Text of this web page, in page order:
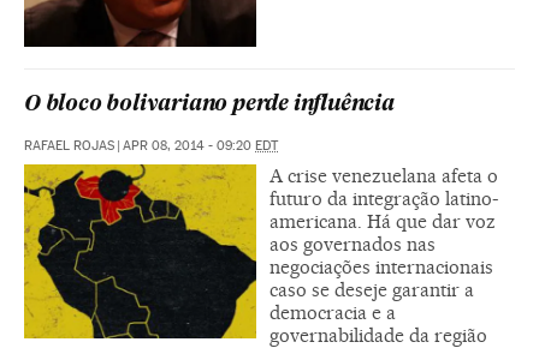
O bloco bolivariano perde influência
RAFAEL ROJAS | APR 08, 2014 - 09:20 EDT
A crise venezuelana afeta o
futuro da integração latino-
americana. Há que dar voz
aos governados nas
negociações internacionais
caso se deseje garantir a
democracia e a
governabilidade da região